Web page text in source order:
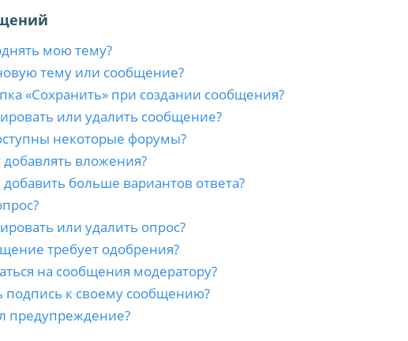
мою тему?
тему или сообщение?
«Сохранить» при создании сообщения?
или удалить сообщение?
некоторые форумы?
вложения?
больше вариантов ответа?
или удалить опрос?
требует одобрения?
на сообщения модератору?
подпись к своему сообщению?
предупреждение?